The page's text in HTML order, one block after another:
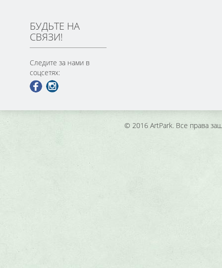
БУДЬТЕ НА
СВЯЗИ!
Следите за нами в
соцсетях:
© 2016 ArtPark. Все права